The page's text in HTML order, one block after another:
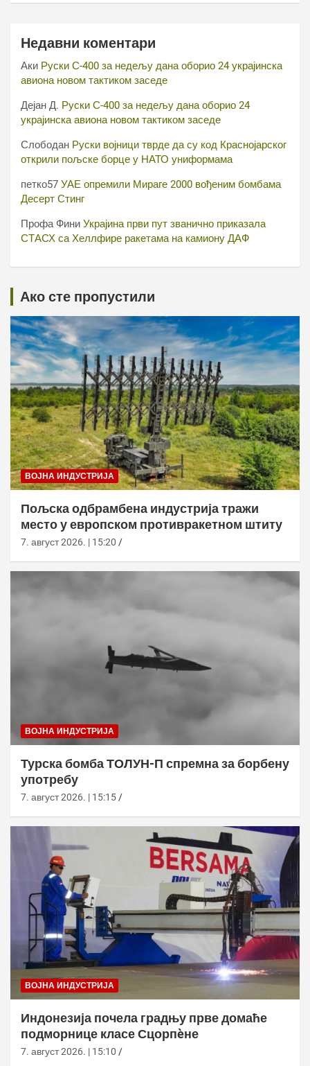
Недавни коментари
Аки Руски С-400 за недељу дана оборио 24 украјинска
авиона новом тактиком заседе
Дејан Д. Руски С-400 за недељу дана оборио 24
украјинска авиона новом тактиком заседе
Слободан Руски војници тврде да су код Краснојарског
открили пољске борце у НАТО униформама
петко57 УАЕ опремили Мираге 2000 вођеним бомбама
Десерт Стинг
Профа Фини Украјина први пут званично приказала
СТАСХ са Хеллфире ракетама на камиону ДАФ
Ако сте пропустили
ВОЈНА ИНДУСТРИЈА
Пољска одбрамбена индустрија тражи
место у европском противракетном штиту
7. август 2026. | 15:20
ВОЈНА ИНДУСТРИЈА
Турска бомба ТОЛУН-П спремна за борбену
употребу
7. август 2026. | 15:15
ВОЈНА ИНДУСТРИЈА
Индонезија почела градњу прве домаће
подморнице класе Сцорпèне
7. август 2026. | 15:10